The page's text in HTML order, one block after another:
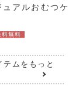
アルおむつケ
料無料
テムをもっと